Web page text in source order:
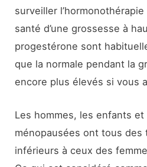
surveiller
santé d’une grossesse à
progestérone sont
que la normale pendant la
encore plus élevés si vous
Les hommes, les enfants et
ménopausées ont tous des
inférieurs à ceux des